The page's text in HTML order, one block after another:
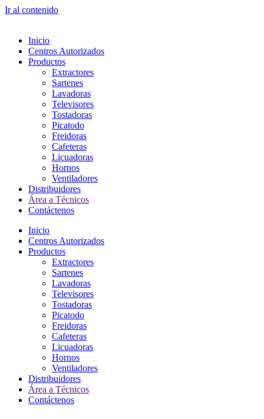
Ir al contenido
Inicio
Centros Autorizados
Productos
Extractores
Sartenes
Lavadoras
Televisores
Tostadoras
Picatodo
Freidoras
Cafeteras
Licuadoras
Hornos
Ventiladores
Distribuidores
Área a Técnicos
Contáctenos
Inicio
Centros Autorizados
Productos
Extractores
Sartenes
Lavadoras
Televisores
Tostadoras
Picatodo
Freidoras
Cafeteras
Licuadoras
Hornos
Ventiladores
Distribuidores
Área a Técnicos
Contáctenos